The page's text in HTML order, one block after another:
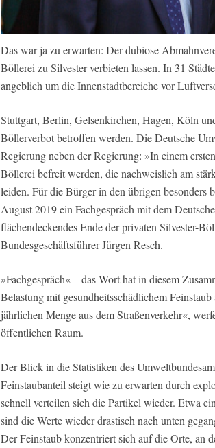
Das war ja zu erwarten: Der dubiose
Böllerei zu Silvester verbieten lassen. In 31
angeblich um die Innenstadtbereiche vor
Stuttgart, Berlin, Gelsenkirchen, Hagen, Köln
Böllerverbot betroffen werden. Die Deutsche
Regierung neben der Regierung: »In einem
Böllerei befreit werden, die nachweislich am
leiden. Für die Bürger in den übrigen besonders
August 2019 ein Fachgespräch mit dem
flächendeckendes Ende der privaten Silvester-
Bundesgeschäftsführer Jürgen Resch.
»Fachgespräch« – das Wort hat in diesem
Belastung mit gesundheitsschädlichem
jährlichen Menge aus dem Straßenverkehr«,
öffentlichen Raum.
Der Blick in die Statistiken des
Feinstaubanteil steigt wie zu erwarten durch
schnell verteilen sich die Partikel wieder. Etwa
sind die Werte wieder drastisch nach unten
Der Feinstaub konzentriert sich auf die Orte, an